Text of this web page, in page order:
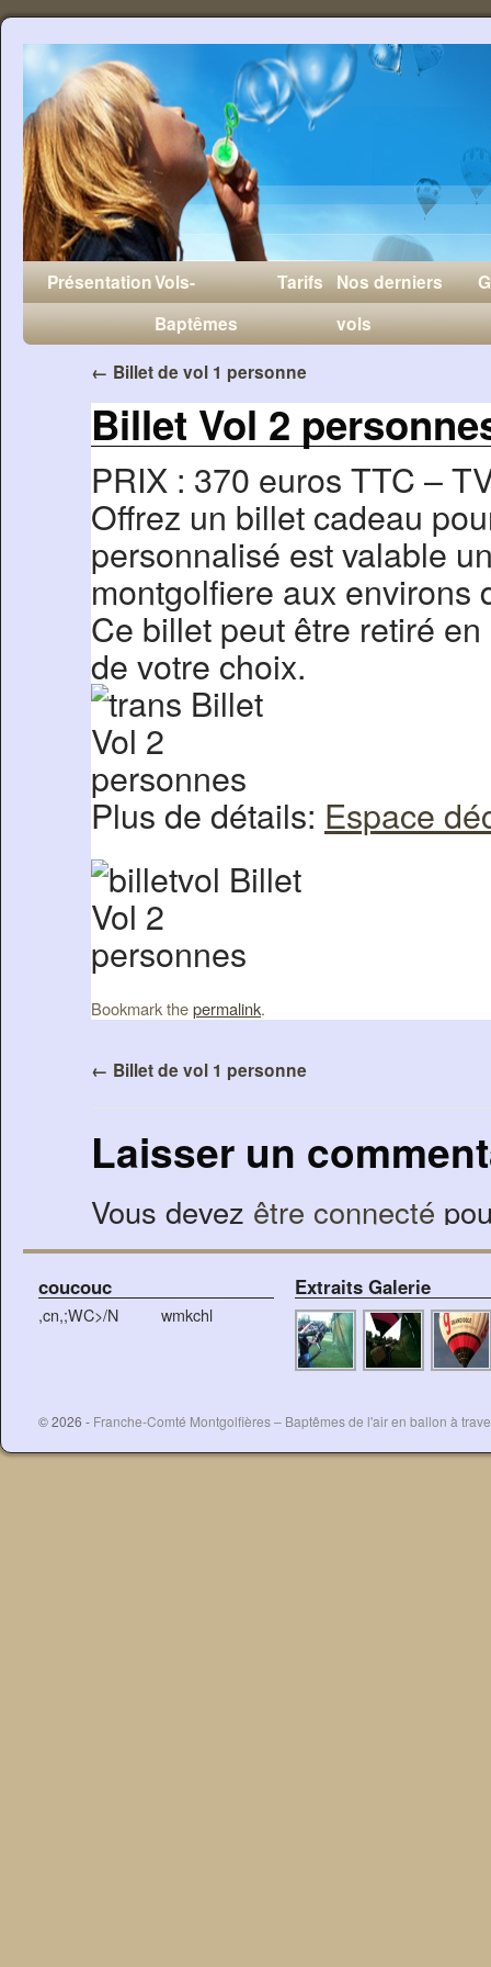
PrésentationVols-
Baptêmes
Tarifs Nos derniers
vols
← Billet de vol 1 personne
Billet Vol 2
PRIX : 370 euros TTC –
Offrez un billet cadeau
personnalisé est valable
montgolfiere aux environs
Ce billet peut être retiré
de votre choix.
Plus de détails: Espace
Bookmark thepermalink.
← Billet de vol 1 personne
Laisser un
Vous devez être connecté
coucouc
,cn,;WC>/N wmkchl
Extraits Galerie
© 2026 - Franche-Comté Montgolfières – Baptêmes de l'air en ballon à